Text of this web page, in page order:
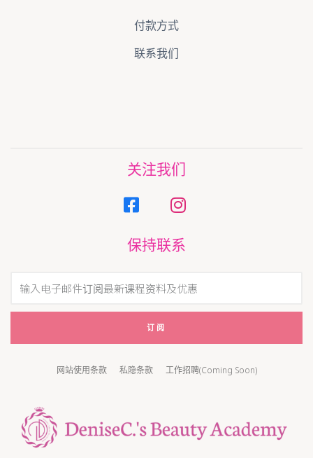
付款方式
联系我们
关注我们
保持联系
订阅
网站使用条款 私隐条款 工作招聘(Coming Soon)